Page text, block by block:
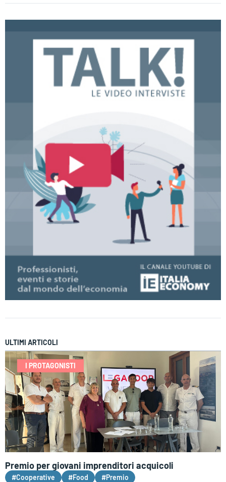
ULTIMI ARTICOLI
I PROTAGONISTI
Premio per giovani imprenditori acquicoli
#Cooperative #Food #Premio